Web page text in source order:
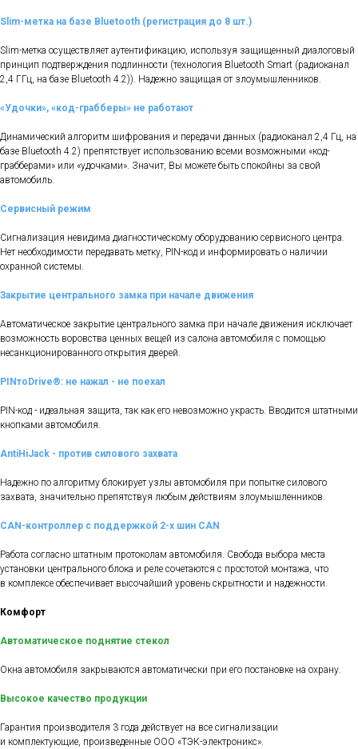
Slim-метка на базе Bluetooth (регистрация до 8 шт.)
Slim-метка осуществляет аутентификацию, используя защищенный диалоговый
принцип подтверждения подлинности (технология Bluetooth Smart (радиоканал
2,4 ГГц, на базе Bluetooth 4.2)). Надежно защищая от злоумышленников.
«Удочки», «код-грабберы» не работают
Динамический алгоритм шифрования и передачи данных (радиоканал 2,4 Гц, на
базе Bluetooth 4.2) препятствует использованию всеми возможными «код-
грабберами» или «удочками». Значит, Вы можете быть спокойны за свой
автомобиль.
Сервисный режим
Сигнализация невидима диагностическому оборудованию сервисного центра.
Нет необходимости передавать метку, РIN-код и информировать о наличии
охранной системы.
Закрытие центрального замка при начале движения
Автоматическое закрытие центрального замка при начале движения исключает
возможность воровства ценных вещей из салона автомобиля с помощью
несанкционированного открытия дверей.
PINтоDrive®: не нажал - не поехал
PIN-код - идеальная защита, так как его невозможно украсть. Вводится штатными
кнопками автомобиля.
AntiHiJack - против силового захвата
Надежно по алгоритму блокирует узлы автомобиля при попытке силового
захвата, значительно препятствуя любым действиям злоумышленников.
CAN-контроллер с поддержкой 2-х шин CAN
Работа согласно штатным протоколам автомобиля. Свобода выбора места
установки центрального блока и реле сочетаются с простотой монтажа, что
в комплексе обеспечивает высочайший уровень скрытности и надежности.
Комфорт
Автоматическое поднятие стекол
Окна автомобиля закрываются автоматически при его постановке на охрану.
Высокое качество продукции
Гарантия производителя 3 года действует на все сигнализации
и комплектующие, произведенные ООО «ТЭК-электроникс».